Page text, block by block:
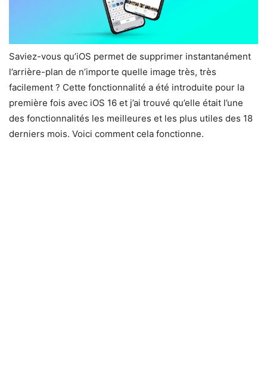
Saviez-vous qu’iOS permet de supprimer instantanément
l’arrière-plan de n’importe quelle image très, très
facilement ? Cette fonctionnalité a été introduite pour la
première fois avec iOS 16 et j’ai trouvé qu’elle était l’une
des fonctionnalités les meilleures et les plus utiles des 18
derniers mois. Voici comment cela fonctionne.